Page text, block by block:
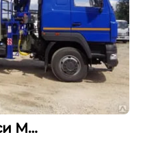
HKTC 7016 на шасси МАЗ-6312С5